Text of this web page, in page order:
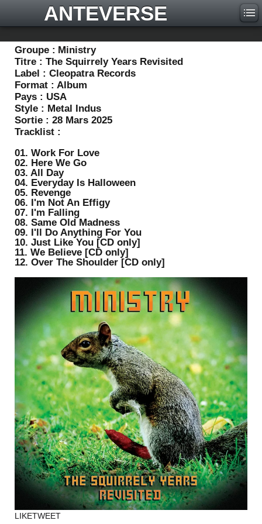
ANTEVERSE
Groupe : Ministry
Titre : The Squirrely Years Revisited
Label : Cleopatra Records
Format : Album
Pays : USA
Style : Metal Indus
Sortie : 28 Mars 2025
Tracklist :
01. Work For Love
02. Here We Go
03. All Day
04. Everyday Is Halloween
05. Revenge
06. I'm Not An Effigy
07. I'm Falling
08. Same Old Madness
09. I'll Do Anything For You
10. Just Like You [CD only]
11. We Believe [CD only]
12. Over The Shoulder [CD only]
LIKETWEET